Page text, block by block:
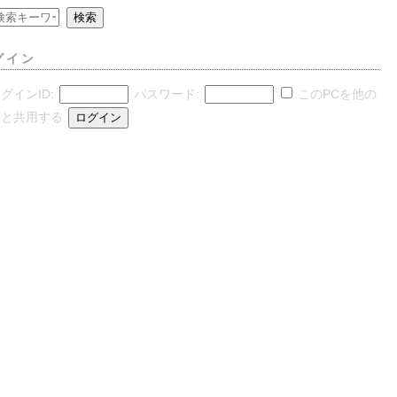
イン
インID: パスワード:
このPCを他の
共用する